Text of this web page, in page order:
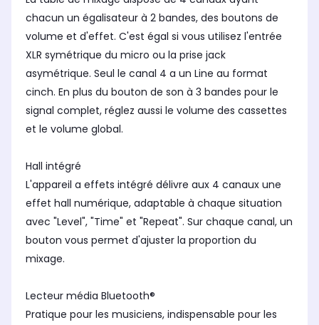
chacun un égalisateur à 2 bandes, des boutons de
volume et d'effet. C'est égal si vous utilisez l'entrée
XLR symétrique du micro ou la prise jack
asymétrique. Seul le canal 4 a un Line au format
cinch. En plus du bouton de son à 3 bandes pour le
signal complet, réglez aussi le volume des cassettes
et le volume global.
Hall intégré
L'appareil a effets intégré délivre aux 4 canaux une
effet hall numérique, adaptable à chaque situation
avec "Level", "Time" et "Repeat". Sur chaque canal, un
bouton vous permet d'ajuster la proportion du
mixage.
Lecteur média Bluetooth®
Pratique pour les musiciens, indispensable pour les